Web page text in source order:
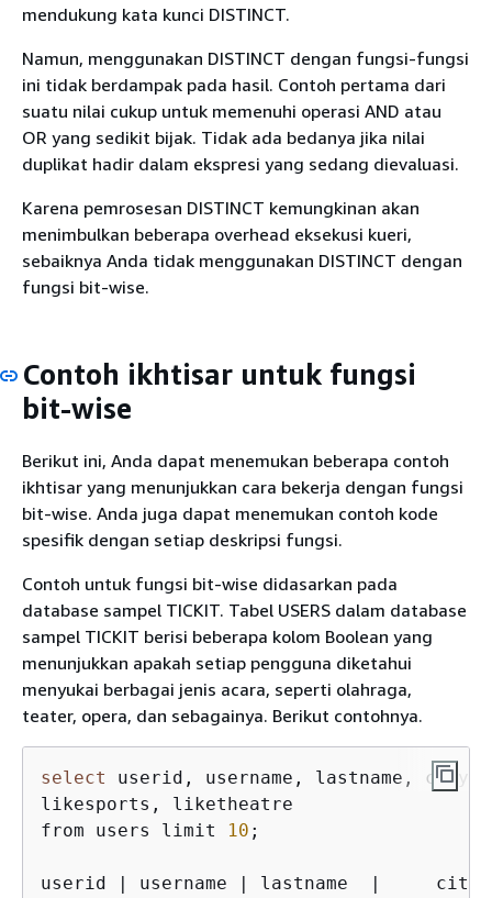
mendukung kata kunci DISTINCT.
Namun, menggunakan DISTINCT dengan fungsi-fungsi
ini tidak berdampak pada hasil. Contoh pertama dari
suatu nilai cukup untuk memenuhi operasi AND atau
OR yang sedikit bijak. Tidak ada bedanya jika nilai
duplikat hadir dalam ekspresi yang sedang dievaluasi.
Karena pemrosesan DISTINCT kemungkinan akan
menimbulkan beberapa overhead eksekusi kueri,
sebaiknya Anda tidak menggunakan DISTINCT dengan
fungsi bit-wise.
Contoh ikhtisar untuk fungsi
bit-wise
Berikut ini, Anda dapat menemukan beberapa contoh
ikhtisar yang menunjukkan cara bekerja dengan fungsi
bit-wise. Anda juga dapat menemukan contoh kode
spesifik dengan setiap deskripsi fungsi.
Contoh untuk fungsi bit-wise didasarkan pada
database sampel TICKIT. Tabel USERS dalam database
sampel TICKIT berisi beberapa kolom Boolean yang
menunjukkan apakah setiap pengguna diketahui
menyukai berbagai jenis acara, seperti olahraga,
teater, opera, dan sebagainya. Berikut contohnya.
select userid, username, lastname, city,
likesports, liketheatre
from users limit
10 ;
userid | username | lastname  |